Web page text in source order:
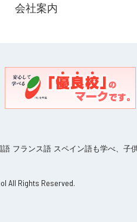
会社案内
フランス語 スペイン語も学べ、子
All Rights Reserved.